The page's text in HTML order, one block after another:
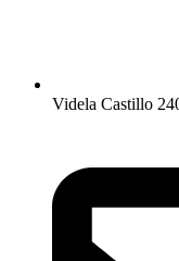
Videla Castillo